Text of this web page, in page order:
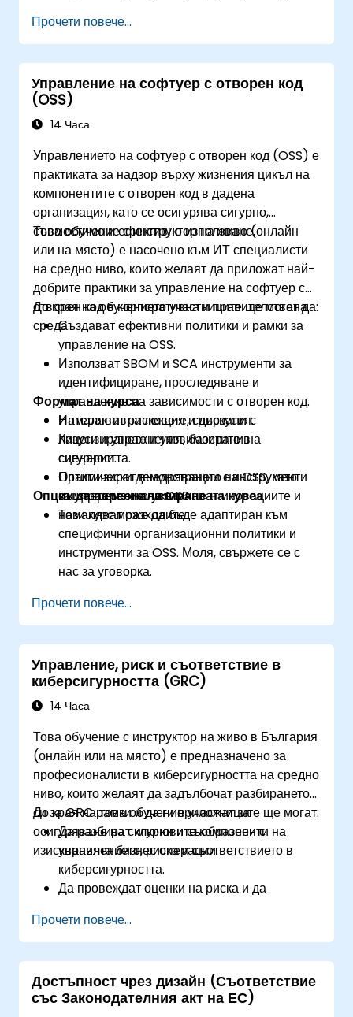
финансови измами.
Разберат правната среда, свързана с
измамите, включително правните елементи
на измамата, съответните закони и
регулации.
Придобият практически умения за
включително събиране на доказателства,
техники за интервюиране и анализ на
данни.
Научат как да проектират и внедряват
ефективни програми за предотвратяване и
възпиране на измами в организациите.
Придобият увереност и знания за успешно
полагане на изпита за сертифициран
разследващ измами (CFE).
Прочети повече...
Управление на софтуер с отворен код
(OSS)
14 Часа
Управлението на софтуер с отворен код (OSS) е
практиката за надзор върху жизнения цикъл на
компонентите с отворен код в дадена
организация, като се осигурява сигурно,
съвместимо и ефективно използване.
Това обучение с инструктор на живо (онлайн
или на място) е насочено към ИТ специалисти
на средно ниво, които желаят да приложат най-
добрите практики за управление на софтуер с
отворен код в корпоративна и правителствена
среда.
До края на обучението участниците ще могат да:
Създават ефективни политики и рамки за
управление на OSS.
Използват SBOM и SCA инструменти за
идентифициране, проследяване и
управление на зависимости с отворен код.
Намаляват рисковете, свързани с
лицензирането и уязвимостите в
сигурността.
Оптимизират внедряването на OSS, като
същевременно увеличават иновациите и
намаляват разходите.
Формат на курса
Интерактивна лекция и дискусия.
Казуси и упражнения, базирани на
сценарии.
Практически демонстрации с инструменти
за управление на OSS.
Опции за персонализиране на курса
Този курс може да бъде адаптиран към
специфични организационни политики и
инструменти за OSS. Моля, свържете се с
нас за уговорка.
Прочети повече...
Управление, риск и съответствие в
киберсигурността (GRC)
14 Часа
Това обучение с инструктор на живо в България
(онлайн или на място) е предназначено за
професионалисти в киберсигурността на средно
ниво, които желаят да задълбочат разбирането
си за GRC рамки и да ги приложат за
осигуряване на сигурни и съобразени с
изискванията бизнес операции.
До края на това обучение участниците ще могат:
Да разбират ключовите компоненти на
управлението, риска и съответствието в
киберсигурността.
Да провеждат оценки на риска и да
намаляване.
Да внедряват мерки за съответствие и да
управляват регулаторните изисквания.
Да разработват и налагат политики и
процедури за сигурност.
Прочети повече...
Достъпност чрез дизайн (Съответствие
със Законодателния акт на ЕС)